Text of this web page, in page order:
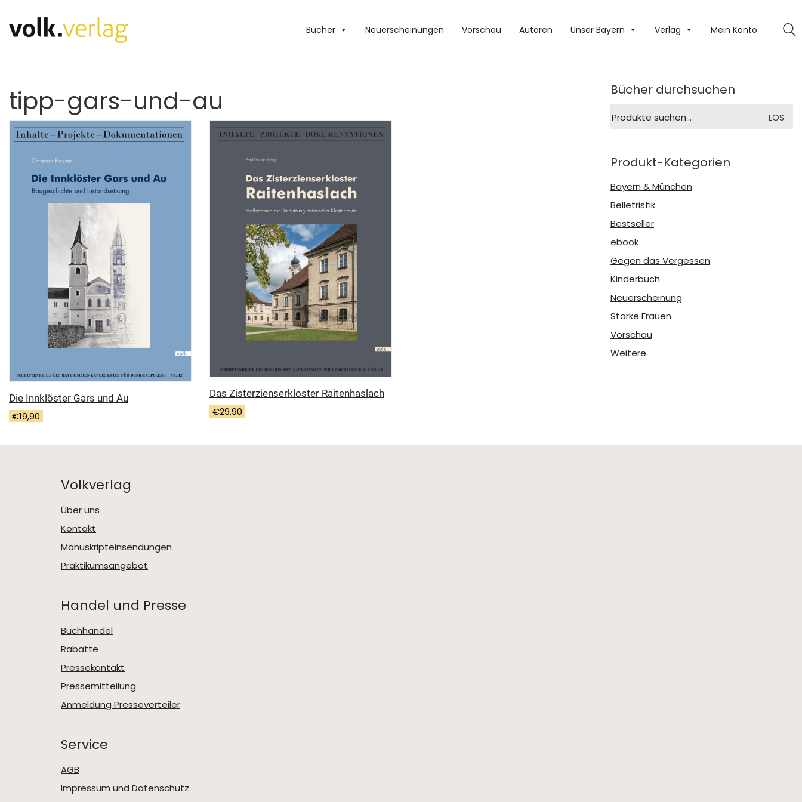
Bücher Neuerscheinungen Vorschau Autoren Unser Bayern Verlag Mein Konto
tipp-gars-und-au
Die Innklöster Gars und Au
€19,90
Das Zisterzienserkloster Raitenhaslach
€29,90
Bücher durchsuchen
nach:
LOS
Produkt-Kategorien
Bayern & München
Belletristik
Bestseller
ebook
Gegen das Vergessen
Kinderbuch
Neuerscheinung
Starke Frauen
Vorschau
Weitere
Volkverlag
Über uns
Kontakt
Manuskripteinsendungen
Praktikumsangebot
Handel und Presse
Buchhandel
Rabatte
Pressekontakt
Pressemitteilung
Anmeldung Presseverteiler
Service
AGB
Impressum und Datenschutz